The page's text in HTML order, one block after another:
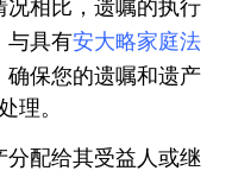
况相比，遗嘱的执行
与具有安大略家庭法
确保您的遗嘱和遗产
理。
配给其受益人或继